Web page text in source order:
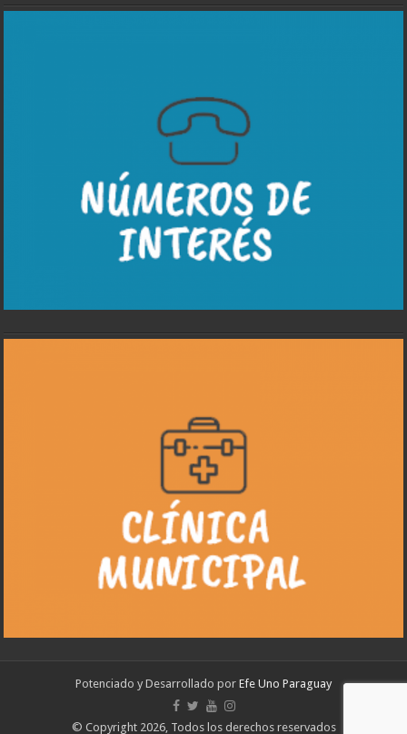
Potenciado y Desarrollado por Efe Uno Paraguay
© Copyright 2026, Todos los derechos reservados